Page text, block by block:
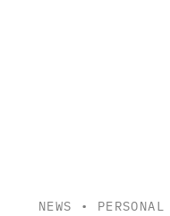
NEWS • PERSONAL